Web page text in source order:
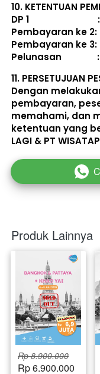
10. KETENTUAN
DP 1
Pembayaran ke
Pembayaran ke 3:
Pelunasan               :
11. PERSETUJUAN
Dengan
pembayaran,
memahami, dan
ketentuan yang
LAGI & PT
`
Produk Lainnya
Rp 8.900.000
Rp 6.900.000